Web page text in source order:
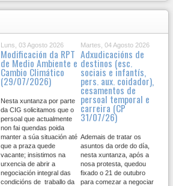
Luns, 03 Agosto 2026
Modificación da RPT
de Medio Ambiente e
Cambio Climático
(29/07/2026)
Nesta xuntanza por parte
da CIG solicitamos que o
persoal que actualmente
non fai quendas poida
manter a súa situación até
que a praza quede
vacante; insistimos na
urxencia de abrir a
negociación integral das
condicións de traballo da
Martes, 04 Agosto 2026
Adxudicacións de
destinos (esc.
sociais e infantís,
pers. aux. coidador),
cesamentos de
persoal temporal e
carreira (CP
31/07/26)
Ademais de tratar os
asuntos da orde do día,
nesta xuntanza, após a
nosa protesta, quedou
fixado o 21 de outubro
para comezar a negociar